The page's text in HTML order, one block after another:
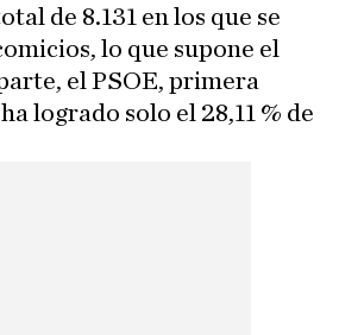
de 8.131 en los que se
lo que supone el
el PSOE, primera
logrado solo el 28,11 % de